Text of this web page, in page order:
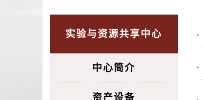
实验与资源共享中心
中心简介
资产设备